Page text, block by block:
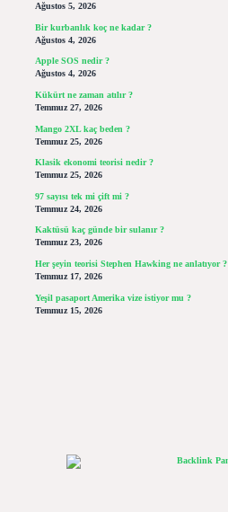
Ağustos 5, 2026
Bir kurbanlık koç ne kadar ?
Ağustos 4, 2026
Apple SOS nedir ?
Ağustos 4, 2026
Kükürt ne zaman atılır ?
Temmuz 27, 2026
Mango 2XL kaç beden ?
Temmuz 25, 2026
Klasik ekonomi teorisi nedir ?
Temmuz 25, 2026
97 sayısı tek mi çift mi ?
Temmuz 24, 2026
Kaktüsü kaç günde bir sulanır ?
Temmuz 23, 2026
Her şeyin teorisi Stephen Hawking ne anlatıyor ?
Temmuz 17, 2026
Yeşil pasaport Amerika vize istiyor mu ?
Temmuz 15, 2026